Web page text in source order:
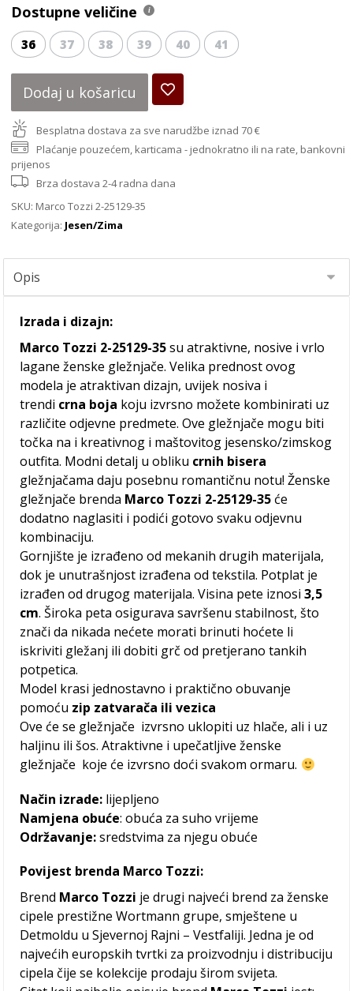
Dostupne veličine
36 37 38 39 40 41
Dodaj u košaricu
Besplatna dostava za sve narudžbe iznad 70 €
Plaćanje pouzećem, karticama - jednokratno ili na rate, bankovni
prijenos
Brza dostava 2-4 radna dana
SKU: Marco Tozzi 2-25129-35
Kategorija: Jesen/Zima
Izrada i dizajn:
Marco Tozzi 2-25129-35su atraktivne, nosive i vrlo
lagane ženske gležnjače. Velika prednost ovog
modela je atraktivan dizajn, uvijek nosiva i
trendi crna boja koju izvrsno možete kombinirati uz
različite odjevne predmete. Ove gležnjače mogu biti
točka na i kreativnog i maštovitog jesensko/zimskog
outfita. Modni detalj u obliku crnih bisera
gležnjačama daju posebnu romantičnu notu! Ženske
gležnjače brenda Marco Tozzi 2-25129-35 će
dodatno naglasiti i podići gotovo svaku odjevnu
kombinaciju.
Gornjište je izrađeno od mekanih drugih materijala,
dok je unutrašnjost izrađena od tekstila. Potplat je
izrađen od drugog materijala. Visina pete iznosi3,5
cm. Široka peta osigurava savršenu stabilnost, što
znači da nikada nećete morati brinuti hoćete li
iskriviti gležanj ili dobiti grč od pretjerano tankih
potpetica.
Model krasi jednostavno i praktično obuvanje
pomoću zip zatvarača ili vezica
Ove će se gležnjače izvrsno uklopiti uz hlače, ali i uz
haljinu ili šos. Atraktivne i upečatljive ženske
gležnjače koje će izvrsno doći svakom ormaru.
Način izrade: lijepljeno
Namjena obuće: obuća za suho vrijeme
Održavanje:sredstvima za njegu obuće
Povijest brenda Marco Tozzi:
Brend Marco Tozzi je drugi najveći brend za ženske
cipele prestižne Wortmann grupe, smještene u
Detmoldu u Sjevernoj Rajni – Vestfaliji. Jedna je od
najvećih europskih tvrtki za proizvodnju i distribuciju
cipela čije se kolekcije prodaju širom svijeta.